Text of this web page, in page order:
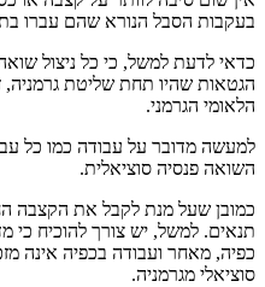
בעקבות הסבל הנורא שהם עברו
כדאי לדעת למשל, כי כל ניצול
הגטאות שהיו תחת שליטת גרמניה,
הלאומי הגרמני.
למעשה מדובר על עבודה כמו כל
השואה פנסיה סוציאלית.
כמובן שעל מנת לקבל את הקצבה
תנאים. למשל, יש צורך להוכיח כי
כפיה, מאחר ועבודה בכפיה אינה
סוציאלי מגרמניה.